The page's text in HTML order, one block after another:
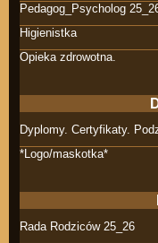
Pedagog_Psycholog
Higienistka
Opieka zdrowotna.
Dyplomy. Certyfikaty.
*Logo/maskotka*
Rada Rodziców 25_26